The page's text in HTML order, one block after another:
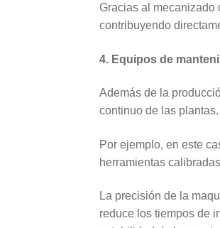
Gracias al mecanizado
contribuyendo
4. Equipos de
Además de la
continuo de las plantas.
Por ejemplo, en este
herramientas
La precisión de la
reduce los tiempos de